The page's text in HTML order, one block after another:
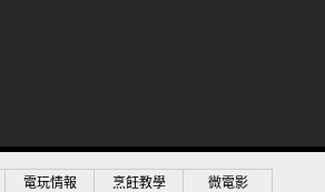
電玩情報 烹飪教學 微電影